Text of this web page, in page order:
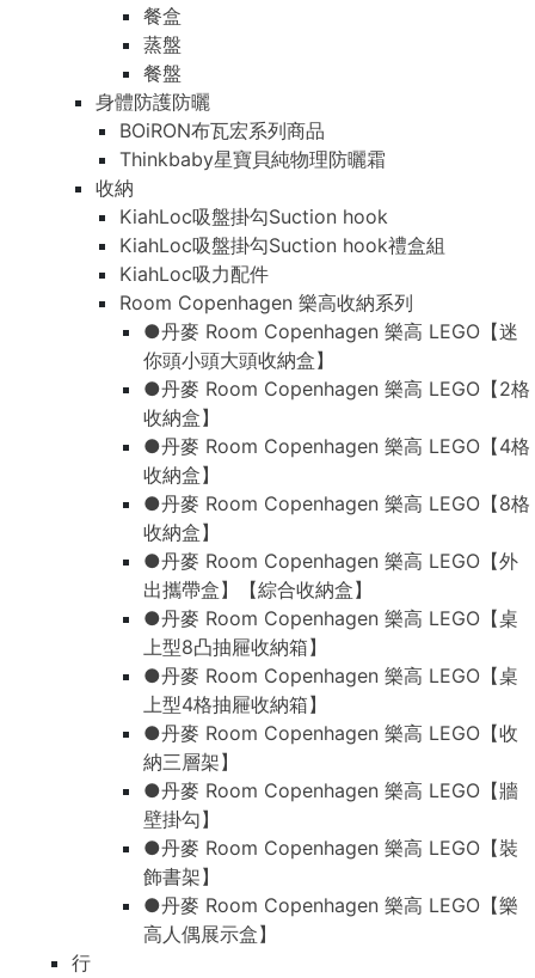
餐盒
蒸盤
餐盤
身體防護防曬
BOiRON布瓦宏系列商品
Thinkbaby星寶貝純物理防曬霜
收納
KiahLoc吸盤掛勾Suction hook
KiahLoc吸盤掛勾Suction hook禮盒組
KiahLoc吸力配件
Room Copenhagen 樂高收納系列
●丹麥 Room Copenhagen 樂高 LEGO【迷
你頭小頭大頭收納盒】
●丹麥 Room Copenhagen 樂高 LEGO【2格
收納盒】
●丹麥 Room Copenhagen 樂高 LEGO【4格
收納盒】
●丹麥 Room Copenhagen 樂高 LEGO【8格
收納盒】
●丹麥 Room Copenhagen 樂高 LEGO【外
出攜帶盒】【綜合收納盒】
●丹麥 Room Copenhagen 樂高 LEGO【桌
上型8凸抽屜收納箱】
●丹麥 Room Copenhagen 樂高 LEGO【桌
上型4格抽屜收納箱】
●丹麥 Room Copenhagen 樂高 LEGO【收
納三層架】
●丹麥 Room Copenhagen 樂高 LEGO【牆
壁掛勾】
●丹麥 Room Copenhagen 樂高 LEGO【裝
飾書架】
●丹麥 Room Copenhagen 樂高 LEGO【樂
高人偶展示盒】
行